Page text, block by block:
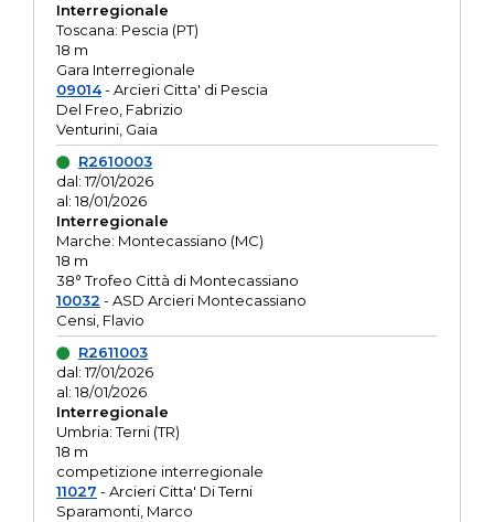
Interregionale
Toscana: Pescia (PT)
18 m
Gara Interregionale
09014- Arcieri Citta' di Pescia
Del Freo, Fabrizio
Venturini, Gaia
R2610003
dal: 17/01/2026
al: 18/01/2026
Interregionale
Marche: Montecassiano (MC)
18 m
38° Trofeo Città di Montecassiano
10032 - ASD Arcieri Montecassiano
Censi, Flavio
R2611003
dal: 17/01/2026
al: 18/01/2026
Interregionale
Umbria: Terni (TR)
18 m
competizione interregionale
11027 - Arcieri Citta' Di Terni
Sparamonti, Marco